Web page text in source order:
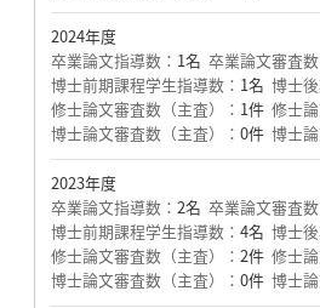
2024年度
卒業論文指導数： 1名 卒業論文審査数
博士前期課程学生指導数： 1名 博士
修士論文審査数（主査）： 1件 修士
博士論文審査数（主査）： 0件 博士
2023年度
卒業論文指導数： 2名 卒業論文審査数
博士前期課程学生指導数： 4名 博士
修士論文審査数（主査）： 2件 修士
博士論文審査数（主査）： 0件 博士